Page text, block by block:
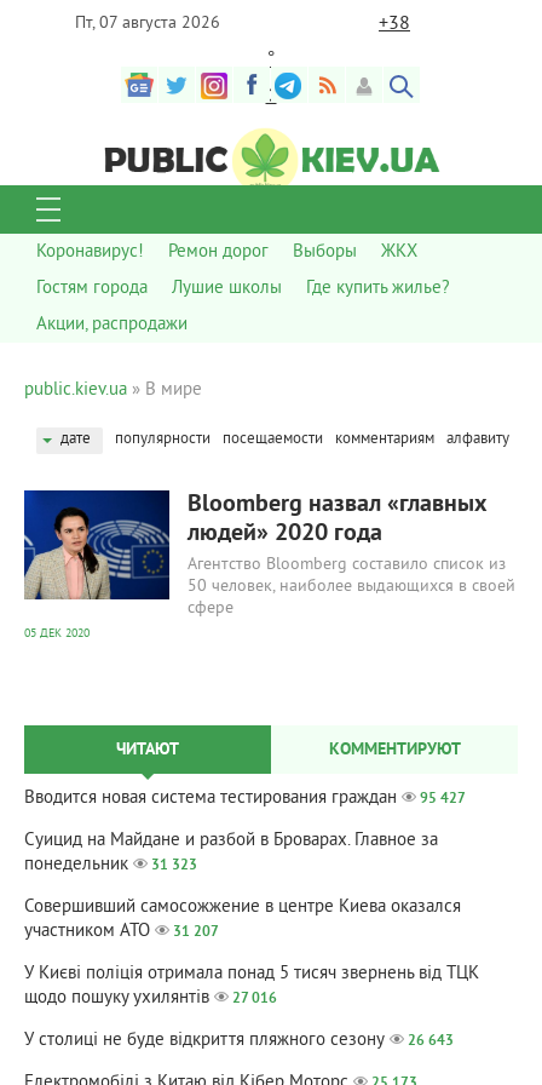
Пт, 07 августа 2026 +38
°
C
Коронавирус! Ремон дорог Выборы
ЖКХ
Гостям города
Лушие школы
Где купить жилье?
Акции, распродажи
public.kiev.ua » В мире
дате популярности посещаемости комментариям алфавиту
Bloomberg назвал «главных
людей» 2020 года
Агентство Bloomberg составило список из
50 человек, наиболее выдающихся в своей
сфере
05 ДЕК 2020
ЧИТАЮТ КОММЕНТИРУЮТ
Вводится новая система тестирования граждан 95 427
Суицид на Майдане и разбой в Броварах. Главное за
понедельник
31 323
Совершивший самосожжение в центре Киева оказался
участником АТО
31 207
У Києві поліція отримала понад 5 тисяч звернень від ТЦК
щодо пошуку ухилянтів
27 016
У столиці не буде відкриття пляжного сезону 26 643